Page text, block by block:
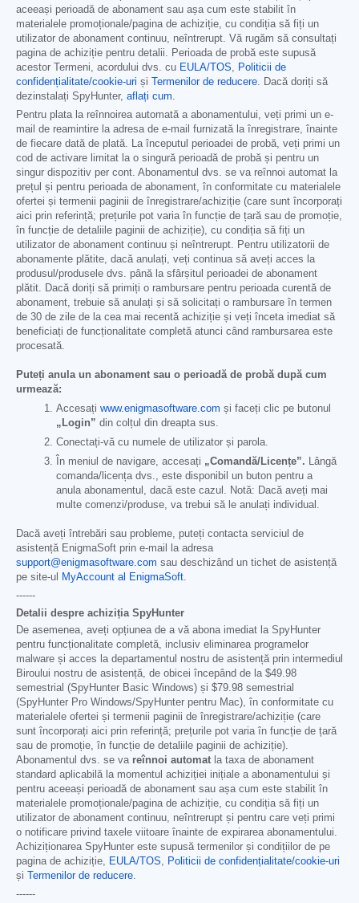
aceeași perioadă de abonament sau așa cum este stabilit în
materialele promoționale/pagina de achiziție, cu condiția să fiți un
utilizator de abonament continuu, neîntrerupt. Vă rugăm să consultați
pagina de achiziție pentru detalii. Perioada de probă este supusă
acestor Termeni, acordului dvs. cu EULA/TOS
Politicii de
confidențialitate/cookie-uri și Termenilor de reducere . Dacă doriți să
dezinstalați SpyHunter, aflați cum
Pentru plata la reînnoirea automată a abonamentului, veți primi un e-
mail de reamintire la adresa de e-mail furnizată la înregistrare, înainte
de fiecare dată de plată. La începutul perioadei de probă, veți primi un
cod de activare limitat la o singură perioadă de probă și pentru un
singur dispozitiv per cont. Abonamentul dvs. se va reînnoi automat la
prețul și pentru perioada de abonament, în conformitate cu materialele
ofertei și termenii paginii de înregistrare/achiziție (care sunt încorporați
aici prin referință; prețurile pot varia în funcție de țară sau de promoție,
în funcție de detaliile paginii de achiziție), cu condiția să fiți un
utilizator de abonament continuu și neîntrerupt. Pentru utilizatorii de
abonamente plătite, dacă anulați, veți continua să aveți acces la
produsul/produsele dvs. până la sfârșitul perioadei de abonament
plătit. Dacă doriți să primiți o rambursare pentru perioada curentă de
abonament, trebuie să anulați și să solicitați o rambursare în termen
de 30 de zile de la cea mai recentă achiziție și veți înceta imediat să
beneficiați de funcționalitate completă atunci când rambursarea este
procesată.
Puteți anula un abonament sau o perioadă de probă după cum
urmează:
Accesați www.enigmasoftware.com și faceți clic pe butonul
„Login” din colțul din dreapta sus.
Conectați-vă cu numele de utilizator și parola.
În meniul de navigare, accesați „Comandă/Licențe”. Lângă
comanda/licența dvs., este disponibil un buton pentru a
anula abonamentul, dacă este cazul. Notă: Dacă aveți mai
multe comenzi/produse, va trebui să le anulați individual.
Dacă aveți întrebări sau probleme, puteți contacta serviciul de
asistență EnigmaSoft prin e-mail la adresa
support@enigmasoftware.com sau deschizând un tichet de asistență
pe site-ul
MyAccount al EnigmaSoft.
------
Detalii despre achiziția SpyHunter
De asemenea, aveți opțiunea de a vă abona imediat la SpyHunter
pentru funcționalitate completă, inclusiv eliminarea programelor
malware și acces la departamentul nostru de asistență prin intermediul
Biroului nostru de asistență, de obicei începând de la $49.98
semestrial (SpyHunter Basic Windows) și $79.98 semestrial
(SpyHunter Pro Windows/SpyHunter pentru Mac), în conformitate cu
materialele ofertei și termenii paginii de înregistrare/achiziție (care
sunt încorporați aici prin referință; prețurile pot varia în funcție de țară
sau de promoție, în funcție de detaliile paginii de achiziție).
Abonamentul dvs. se va reînnoi automat la taxa de abonament
standard aplicabilă la momentul achiziției inițiale a abonamentului și
pentru aceeași perioadă de abonament sau așa cum este stabilit în
materialele promoționale/pagina de achiziție, cu condiția să fiți un
utilizator de abonament continuu, neîntrerupt și pentru care veți primi
o notificare privind taxele viitoare înainte de expirarea abonamentului.
Achiziționarea SpyHunter este supusă termenilor și condițiilor de pe
pagina de achiziție, EULA/TOS, Politicii de confidențialitate/cookie-uri
și
Termenilor de reducere.
------